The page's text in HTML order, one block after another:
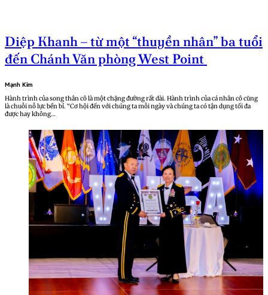
Diệp Khanh – từ một “thuyền nhân” ba tuổi
đến Chánh Văn phòng West Point
Mạnh Kim
Hành trình của song thân cô là một chặng đường rất dài. Hành trình của cá nhân cô cũng
là chuỗi nỗ lực bền bỉ. “Cơ hội đến với chúng ta mỗi ngày và chúng ta có tận dụng tối đa
được hay không…